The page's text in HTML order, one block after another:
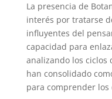
La presencia de
interés por tratarse
influyentes del
capacidad para
analizando los ciclos
han consolidado
para comprender los